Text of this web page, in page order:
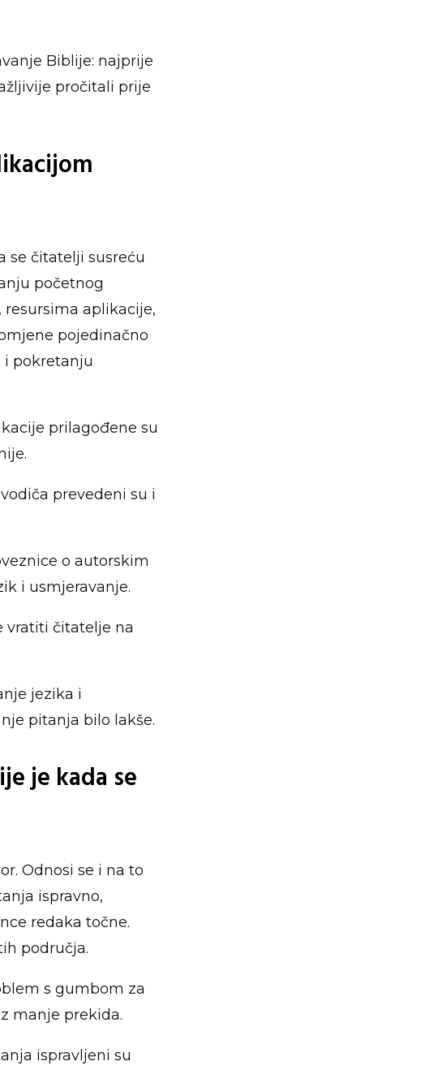
Biblije: najprije
pročitali prije
se čitatelji susreću
početnog
aplikacije,
pojedinačno
i pokretanju
prilagođene su
prevedeni su i
o autorskim
i usmjeravanje.
vratiti čitatelje na
jezika i
pitanja bilo lakše.
je kada se
Odnosi se i na to
ispravno,
redaka točne.
područja.
s gumbom za
manje prekida.
ispravljeni su